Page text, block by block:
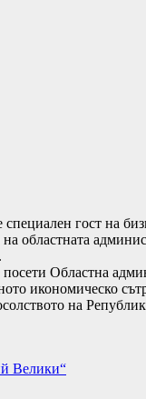
гост на
областната
Областна
икономическо
на
Велики“